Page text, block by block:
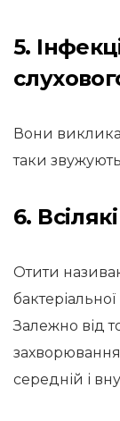
5.
Вони
таки
6.
Отити
Залежно від
середній і